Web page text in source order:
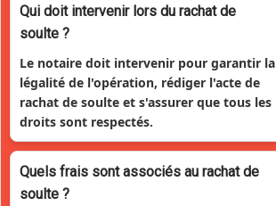
Qui doit intervenir lors du rachat de
soulte ?
Le notaire doit intervenir pour garantir la
légalité de l'opération, rédiger l'acte de
rachat de soulte et s'assurer que tous les
droits sont respectés.
Quels frais sont associés au rachat de
soulte ?